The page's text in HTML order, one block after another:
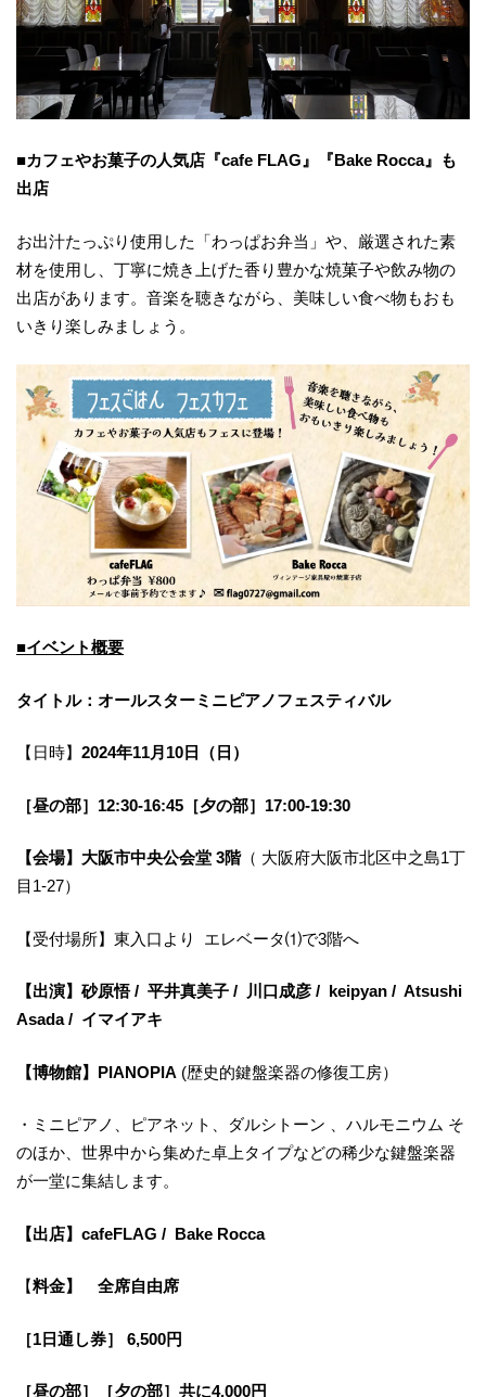
■カフェやお菓子の人気店『cafe FLAG』『Bake Rocca』も
出店
お出汁たっぷり使用した「わっぱお弁当」や、厳選された素
材を使用し、丁寧に焼き上げた香り豊かな焼菓子や飲み物の
出店があります。音楽を聴きながら、美味しい食べ物もおも
いきり楽しみましょう。
■イベント概要
タイトル：オールスターミニピアノフェスティバル
【日時】 2024年11月10日（日）
［昼の部］12:30-16:45［夕の部］17:00-19:30
【会場】大阪市中央公会堂 3階（ 大阪府大阪市北区中之島1丁
目1-27）
【受付場所】東入口より エレベータ⑴で3階へ
【出演】砂原悟 / 平井真美子 / 川口成彦 / keipyan / Atsushi
Asada / イマイアキ
【博物館】PIANOPIA (歴史的鍵盤楽器の修復工房）
・ミニピアノ、ピアネット、ダルシトーン 、ハルモニウム そ
のほか、世界中から集めた卓上タイプなどの稀少な鍵盤楽器
が一堂に集結します。
【出店】cafeFLAG / Bake Rocca
【料金】 全席自由席
［1日通し券］ 6,500円
［昼の部］［夕の部］共に4,000円